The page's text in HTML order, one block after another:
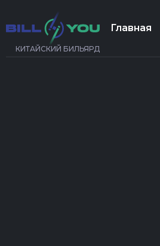
КИТАЙСКИЙ БИЛЬЯРД
Главная